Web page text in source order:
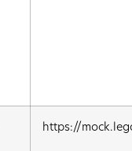
https://